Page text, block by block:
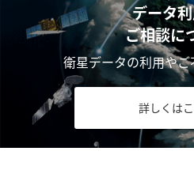
データ
ご相談に
衛星データの利用や
詳しくは